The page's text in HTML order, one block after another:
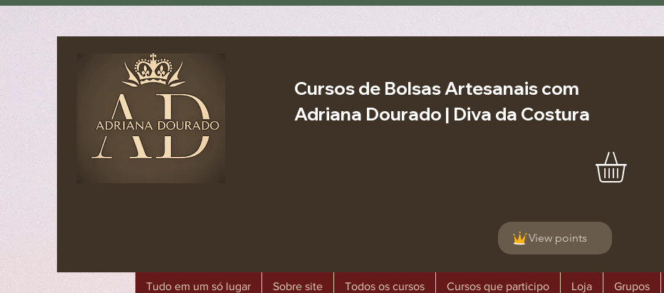
Cursos de Bolsas Artesanais com
Adriana Dourado | Diva da Costura
View points
Tudo em um só lugar Sobre site Todos os cursos Cursos que participo Loja Grupos